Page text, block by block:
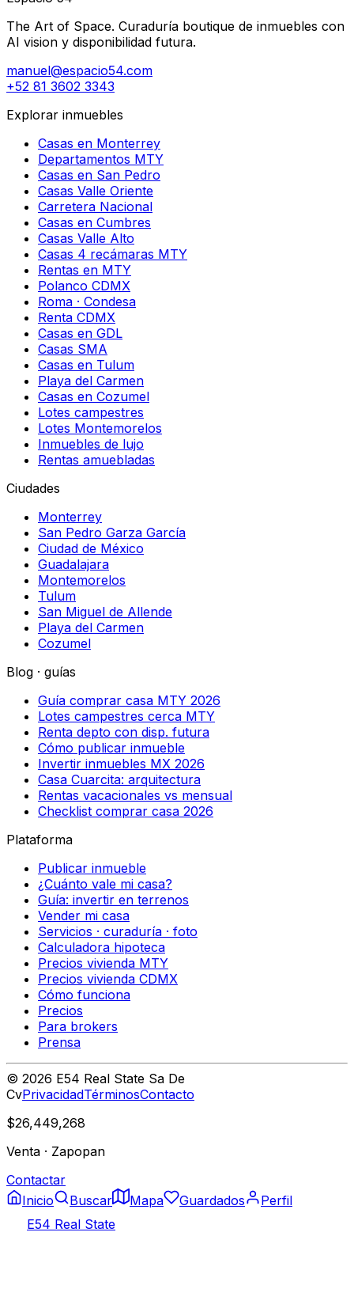
The Art of Space. Curaduría boutique de inmuebles con
AI vision y disponibilidad futura.
manuel@espacio54.com
+52 81 3602 3343
Explorar inmuebles
Casas en Monterrey
Departamentos MTY
Casas en San Pedro
Casas Valle Oriente
Carretera Nacional
Casas en Cumbres
Casas Valle Alto
Casas 4 recámaras MTY
Rentas en MTY
Polanco CDMX
Roma · Condesa
Renta CDMX
Casas en GDL
Casas SMA
Casas en Tulum
Playa del Carmen
Casas en Cozumel
Lotes campestres
Lotes Montemorelos
Inmuebles de lujo
Rentas amuebladas
Ciudades
Monterrey
San Pedro Garza García
Ciudad de México
Guadalajara
Montemorelos
Tulum
San Miguel de Allende
Playa del Carmen
Cozumel
Blog · guías
Guía comprar casa MTY 2026
Lotes campestres cerca MTY
Renta depto con disp. futura
Cómo publicar inmueble
Invertir inmuebles MX 2026
Casa Cuarcita: arquitectura
Rentas vacacionales vs mensual
Checklist comprar casa 2026
Plataforma
Publicar inmueble
¿Cuánto vale mi casa?
Guía: invertir en terrenos
Vender mi casa
Servicios · curaduría · foto
Calculadora hipoteca
Precios vivienda MTY
Precios vivienda CDMX
Cómo funciona
Precios
Para brokers
Prensa
© 2026 E54 Real State Sa De
CvPrivacidadTérminosContacto
$26,449,268
Venta · Zapopan
Contactar
Inicio
Buscar Mapa Guardados
Perfil
E54 Real State